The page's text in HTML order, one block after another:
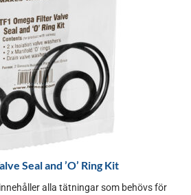
Seal and ’O’ Ring Kit
alla tätningar som behövs för